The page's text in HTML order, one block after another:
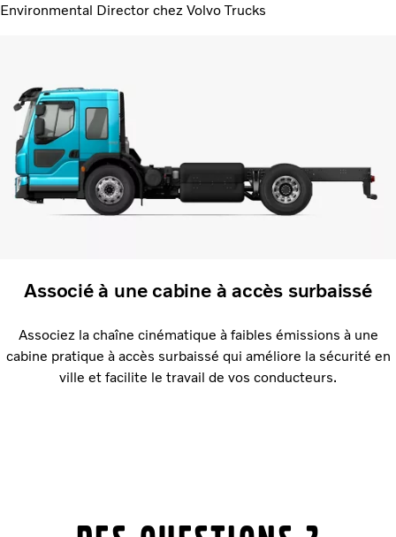
Environmental Director chez Volvo Trucks
Associé à une cabine à accès surbaissé
Associez la chaîne cinématique à faibles émissions à une
cabine pratique à accès surbaissé qui améliore la sécurité en
ville et facilite le travail de vos conducteurs.